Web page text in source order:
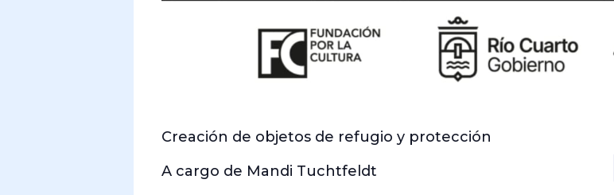
Creación de objetos de refugio y protección
A cargo de Mandi Tuchtfeldt